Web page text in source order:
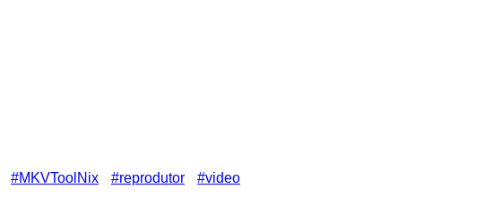
MKVToolNix reprodutor video